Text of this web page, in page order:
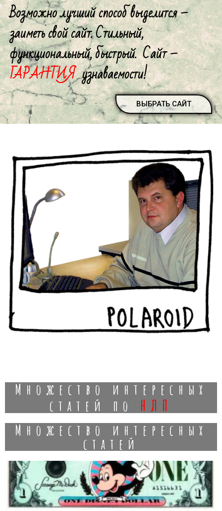
Возможно лучший способ выделится –
заиметь свой сайт. Стильный,
функциональный, быстрый. Сайт –
ГАРАНТИЯузнаваемости!
ВЫБРАТЬ САЙТ
Множество интересных
статей по нлп
Множество интересных
статей